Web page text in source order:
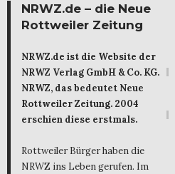
NRWZ.de – die Neue
Rottweiler Zeitung
NRWZ.de ist die Website der
NRWZ Verlag GmbH & Co. KG.
NRWZ, das bedeutet Neue
Rottweiler Zeitung. 2004
erschien diese erstmals.
Rottweiler Bürger haben die
NRWZ ins Leben gerufen. Im